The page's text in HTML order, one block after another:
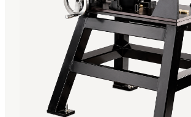
DE
EN English
RO
TR Türkçe
ES